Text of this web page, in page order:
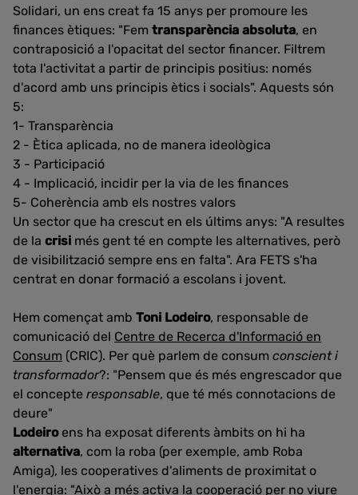
Solidari, un ens creat fa 15 anys per promoure les
finances ètiques: "Fem transparència absoluta, en
contraposició a l'opacitat del sector financer. Filtrem
tota l'activitat a partir de principis positius: només
d'acord amb uns principis ètics i socials". Aquests són
5:
1- Transparència
2 - Ètica aplicada, no de manera ideològica
3 - Participació
4 - Implicació, incidir per la via de les finances
5- Coherència amb els nostres valors
Un sector que ha crescut en els últims anys: "A resultes
de la crisi més gent té en compte les alternatives, però
de visibilització sempre ens en falta". Ara FETS s'ha
centrat en donar formació a escolans i jovent.
Hem començat amb Toni Lodeiro, responsable de
comunicació del Centre de Recerca d'Informació en
Consum (CRIC). Per què parlem de consum conscient i
transformador?: "Pensem que és més engrescador que
el concepte responsable, que té més connotacions de
deure"
Lodeiroens ha exposat diferents àmbits on hi ha
alternativa, com la roba (per exemple, amb Roba
Amiga), les cooperatives d'aliments de proximitat o
l'energia: "Això a més activa la cooperació per no viure